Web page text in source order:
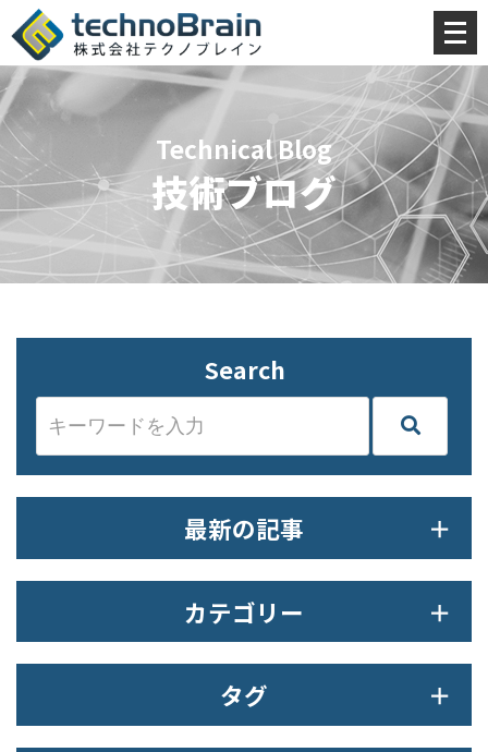
メ
ニ
ュ
ー
を
開
く
Technical Blog
技術ブログ
Search
最新の記事
カテゴリー
タグ